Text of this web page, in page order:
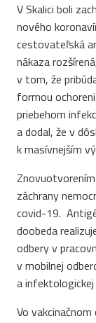
V Skalici boli
nového
cestovateľská
nákaza
v tom, že
formou
priebehom
a dodal, že v
k masívnejším
záchrany
covid-19.
doobeda
odbery v
v mobilnej
a infektologickej
Vo